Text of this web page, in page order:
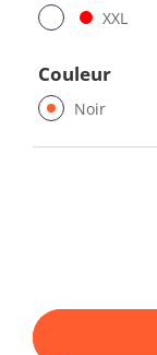
XXL
Couleur
Noir